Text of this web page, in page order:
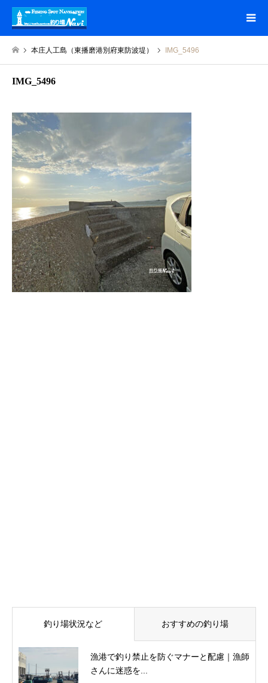
本庄人工島（東播磨港別府東防波堤） IMG_5496
IMG_5496
釣り場状況など おすすめの釣り場
漁港で釣り禁止を防ぐマナーと配慮｜漁師
さんに迷惑を...